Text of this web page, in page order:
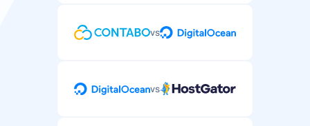
vs
vs